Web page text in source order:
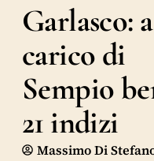
Garlasco: a
carico di
Sempio
21 indizi
Massimo Di